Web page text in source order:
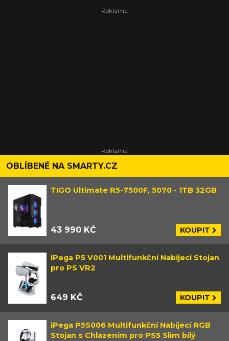
OBLÍBENÉ NA SMARTY.CZ
TIGO Ultimate R5-7500F, 5070 - 1TB 32GB
43 990 KČ KOUPIT
iPega P5 V001 Multifunkční Nabíjecí Stojan
pro PS VR2
649 KČ KOUPIT
iPega P5S006 Multifunkční Nabíjecí RGB
Stojan s Chlazením pro PS5 Slim bílý